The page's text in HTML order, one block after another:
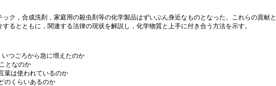
ック，合成洗剤，家庭用の殺虫剤等の化学製品はずいぶん身近なものとなった。これらの貢献
るとともに，関連する法律の現状を解説し，化学物質と上手に付き合う方法を示す。
つごろから急に増えたのか
となのか
は使われているのか
くらいあるのか